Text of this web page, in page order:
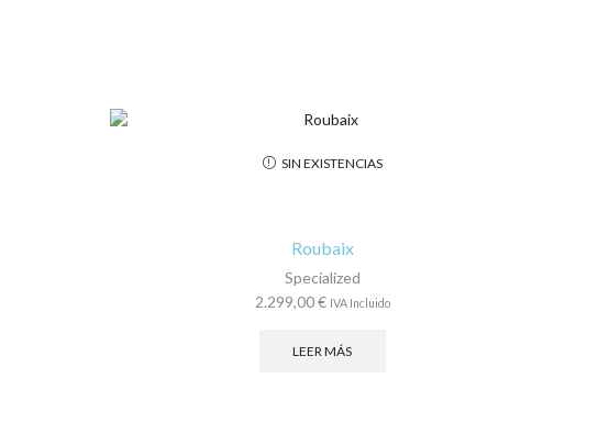
SIN EXISTENCIAS
Roubaix
Specialized
2.299,00€ IVA Incluido
LEER MÁS